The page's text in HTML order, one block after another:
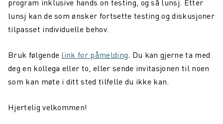
Aars investerer i Northcom
Oppdatering fra Team Northcom
Northcom vant ny rammeavtale med HDO
Northcom vant rammeavtale med NKS110
Northcom deltar på DALO Industry Days 2024
program inklusive hands on testing, og så lunsj. Etter
lunsj kan de som ønsker fortsette testing og diskusjoner
tilpasset individuelle behov.
Bruk følgende link for påmelding. Du kan gjerne ta med
deg en kollega eller to, eller sende invitasjonen til noen
som kan møte i ditt sted tilfelle du ikke kan.
Hjertelig velkommen!